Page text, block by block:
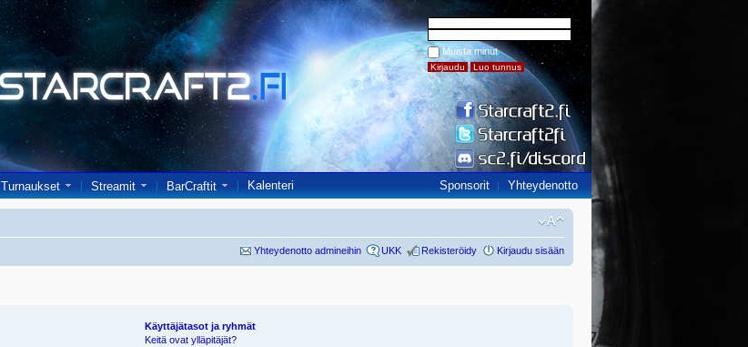
Muista minut
Turnaukset Streamit BarCraftit Kalenteri Sponsorit Yhteydenotto
Yhteydenotto admineihin UKK Rekisteröidy Kirjaudu sisään
Käyttäjätasot ja ryhmät
Keitä ovat ylläpitäjät?